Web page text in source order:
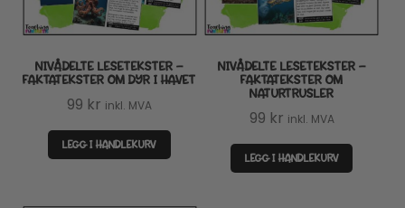
NIVÅDELTE LESETEKSTER –
FAKTATEKSTER OM DYR I HAVET
99 kr inkl. MVA
LEGG I HANDLEKURV
NIVÅDELTE LESETEKSTER –
FAKTATEKSTER OM
NATURTRUSLER
99 kr inkl. MVA
LEGG I HANDLEKURV